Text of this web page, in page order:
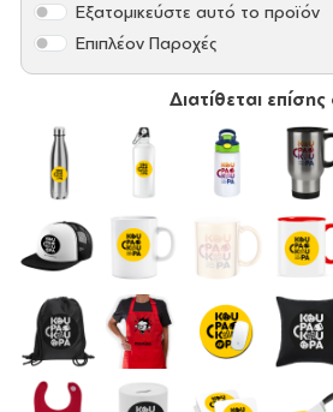
Εξατομικεύστε αυτό το προϊόν
Επιπλέον Παροχές
Διατίθεται